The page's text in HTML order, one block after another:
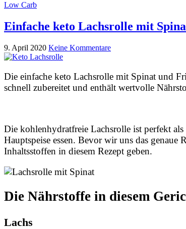
Low Carb
Einfache keto Lachsrolle mit
9. April 2020 Keine Kommentare
Die einfache keto Lachsrolle mit Spinat und
schnell zubereitet und enthält wertvolle
Die kohlenhydratfreie Lachsrolle ist perfekt
Hauptspeise essen. Bevor wir uns das
Inhaltsstoffen in diesem Rezept geben.
Die Nährstoffe in diesem
Lachs